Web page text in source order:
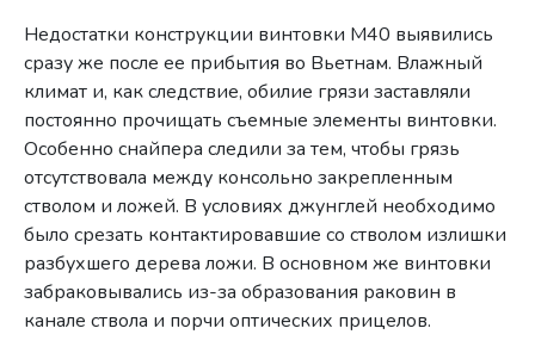
Недостатки конструкции винтовки М40 выявились
сразу же после ее прибытия во Вьетнам. Влажный
климат и, как следствие, обилие грязи заставляли
постоянно прочищать съемные элементы винтовки.
Особенно снайпера следили за тем, чтобы грязь
отсутствовала между консольно закрепленным
стволом и ложей. В условиях джунглей необходимо
было срезать контактировавшие со стволом излишки
разбухшего дерева ложи. В основном же винтовки
забраковывались из-за образования раковин в
канале ствола и порчи оптических прицелов.